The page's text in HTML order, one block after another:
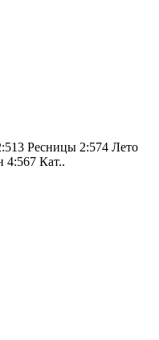
Ресницы 2:574 Лето
4:567 Кат..